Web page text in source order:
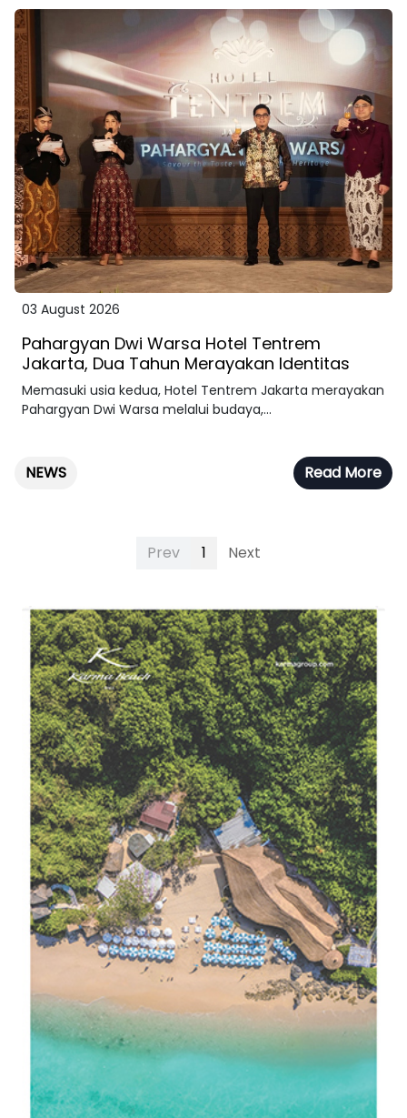
03 August 2026
Pahargyan Dwi Warsa Hotel Tentrem
Jakarta, Dua Tahun Merayakan Identitas
Memasuki usia kedua, Hotel Tentrem Jakarta merayakan
Pahargyan Dwi Warsa melalui budaya,...
NEWS Read More
Prev 1 Next